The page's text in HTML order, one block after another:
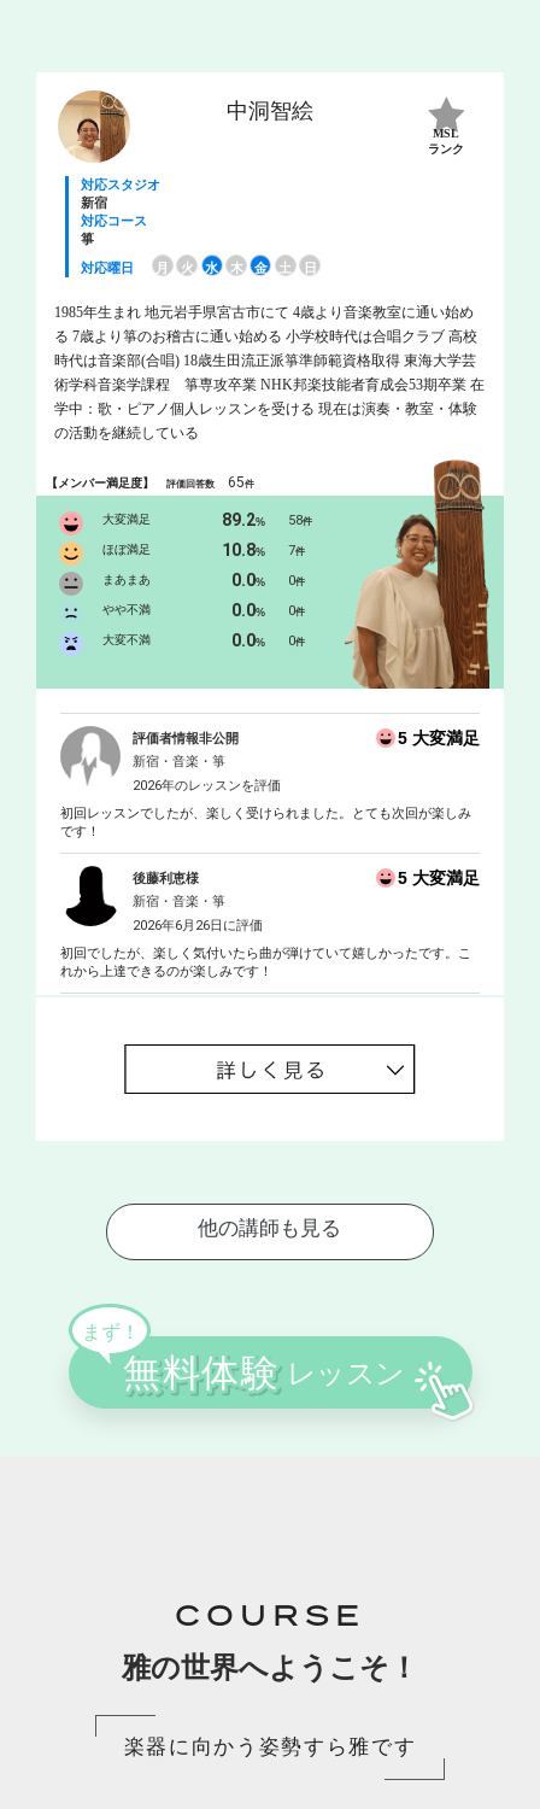
中洞智絵
MSL
ランク
対応スタジオ
新宿
対応コース
箏
対応曜日
月 火 水 木 金 土 日
1985年生まれ 地元岩手県宮古市にて 4歳より音楽教室に通い始め
る 7歳より箏のお稽古に通い始める 小学校時代は合唱クラブ 高校
時代は音楽部(合唱) 18歳生田流正派箏準師範資格取得 東海大学芸
術学科音楽学課程 箏専攻卒業 NHK邦楽技能者育成会53期卒業 在
学中：歌・ピアノ個人レッスンを受ける 現在は演奏・教室・体験
の活動を継続している
【メンバー満足度】評価回答数 65件
大変満足 89.2% 58件
ほぼ満足 10.8% 7件
まあまあ 0.0% 0件
やや不満 0.0% 0件
大変不満 0.0% 0件
評価者情報非公開 5 大変満足
新宿・音楽・箏
2026年のレッスンを評価
初回レッスンでしたが、楽しく受けられました。とても次回が楽しみ
です！
後藤利恵様 5 大変満足
新宿・音楽・箏
2026年6月26日に評価
初回でしたが、楽しく気付いたら曲が弾けていて嬉しかったです。こ
れから上達できるのが楽しみです！
COURSE
雅の世界へようこそ！
楽器に向かう姿勢すら雅です